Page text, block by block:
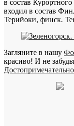
в состав
входил в состав
Терийоки, финск.
Загляните в нашу
красиво! И не